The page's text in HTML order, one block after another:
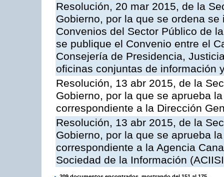
Resolución, 20 mar 2015, de la
Gobierno, por la que se ordena
Convenios del Sector Público de
se publique el Convenio entre el
Consejería de Presidencia,
oficinas conjuntas de información
Resolución, 13 abr 2015, de la
Gobierno, por la que se aprueba
correspondiente a la Dirección
Resolución, 13 abr 2015, de la
Gobierno, por la que se aprueba
correspondiente a la Agencia
Sociedad de la Información